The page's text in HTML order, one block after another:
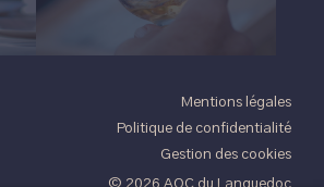
Mentions légales
Politique de confidentialité
Gestion des cookies
© 2026 AOC du Languedoc